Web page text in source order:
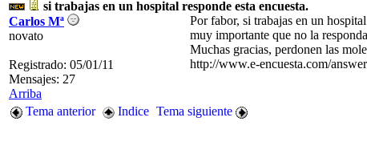
si trabajas en un hospital responde esta encuesta.
Carlos Mª
novato
Registrado: 05/01/11
Mensajes: 27
Por fabor, si trabajas en un
muy importante que no la
Muchas gracias, perdonen las
http://www.e-encuesta.com/
Arriba
Tema anterior
Indice Tema siguiente